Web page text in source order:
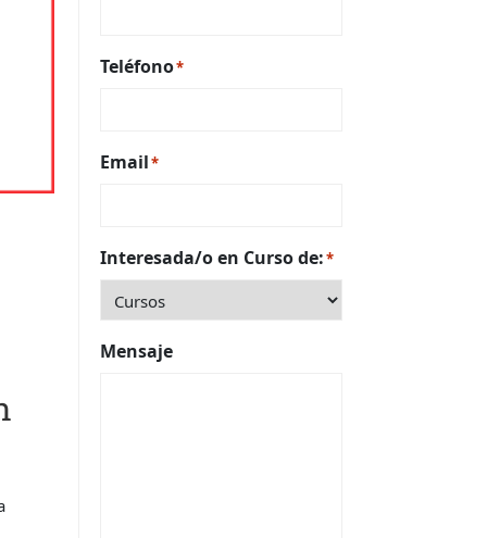
Teléfono*
Email*
Interesada/o en Curso de:*
Mensaje